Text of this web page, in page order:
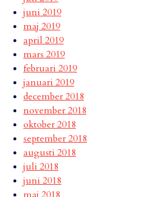
juni 2019
maj 2019
april 2019
mars 2019
februari 2019
januari 2019
december 2018
november 2018
oktober 2018
september 2018
augusti 2018
juli 2018
juni 2018